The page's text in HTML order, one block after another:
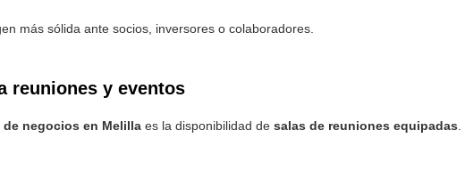
más sólida ante socios, inversores o colaboradores.
reuniones y eventos
de negocios en Melilla es la disponibilidad de salas de reuniones equipadas.